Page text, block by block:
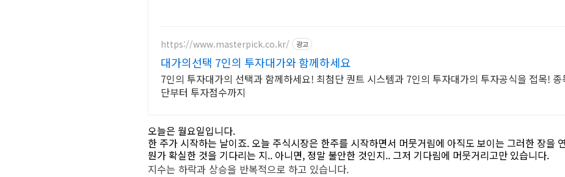
https://www.masterpick.co.kr/ 광고
대가의선택 7인의 투자대가와 함께하세요
7인의 투자대가의 선택과 함께하세요! 최첨단 퀀트 시스템과 7인의 투자대가의 투자공식을 접목! 종
단부터 투자점수까지
오늘은 월요일입니다.
한 주가 시작하는 날이죠. 오늘 주식시장은 한주를 시작하면서 머뭇거림에 아직도 보이는 그러한 장을
뭔가 확실한 것을 기다리는 지.. 아니면, 정말 불안한 것인지.. 그저 기다림에 머뭇거리고만 있습니다.
지수는 하락과 상승을 반복적으로 하고 있습니다.